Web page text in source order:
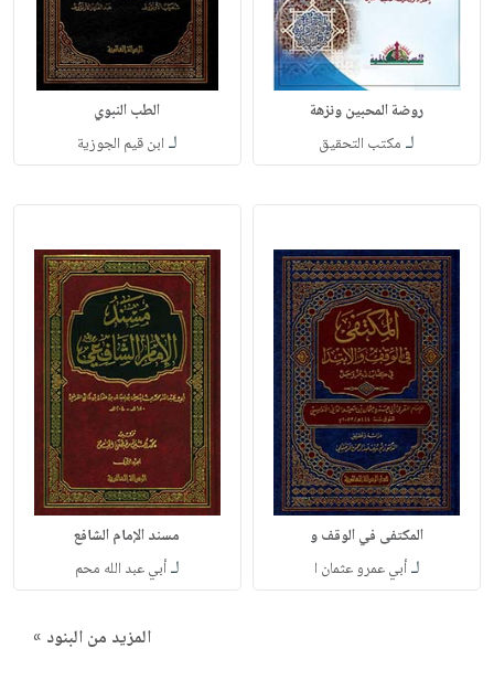
روضة المحبين ونزهة
لـ مكتب التحقيق
الطب النبوي
لـ ابن قيم الجوزية
المكتفى في الوقف و
لـأبي عمرو عثمان ا
مسند الإمام الشافع
لـأبي عبد الله محم
المزيد من البنود »